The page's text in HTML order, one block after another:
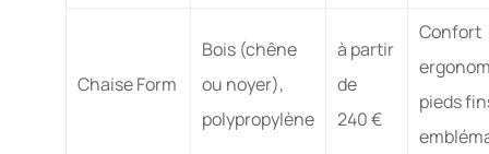
Chaise Form
Bois (chêne
ou noyer),
polypropylène
à partir
de
240 €
Confort
pieds